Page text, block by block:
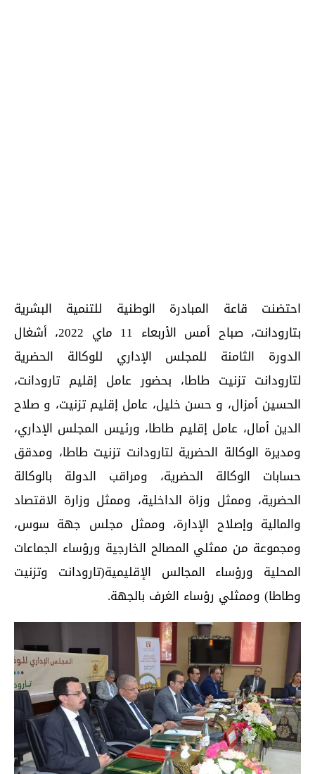
احتضنت قاعة المبادرة الوطنية للتنمية البشرية
بتارودانت، صباح أمس الأربعاء 11 ماي 2022، أشغال
الدورة الثامنة للمجلس الإداري للوكالة الحضرية
لتارودانت تزنيت طاطا، بحضور عامل إقليم تارودانت،
الحسين أمزال، و حسن خليل، عامل إقليم تزنيت، و صلاح
الدين أمال، عامل إقليم طاطا، ورئيس المجلس الإداري،
ومديرة الوكالة الحضرية لتارودانت تزنيت طاطا، ومدقق
حسابات الوكالة الحضرية، ومراقب الدولة بالوكالة
الحضرية، وممثل وزاة الداخلية، وممثل وزارة الاقتصاد
والمالية وإصلاح الإدارة، وممثل مجلس جهة سوس،
ومجموعة من ممثلي المصالح الخارجية ورؤساء الجماعات
المحلية ورؤساء المجالس الإقليمية(تارودانت وتزنيت
وطاطا) وممثلي رؤساء الغرف بالجهة.